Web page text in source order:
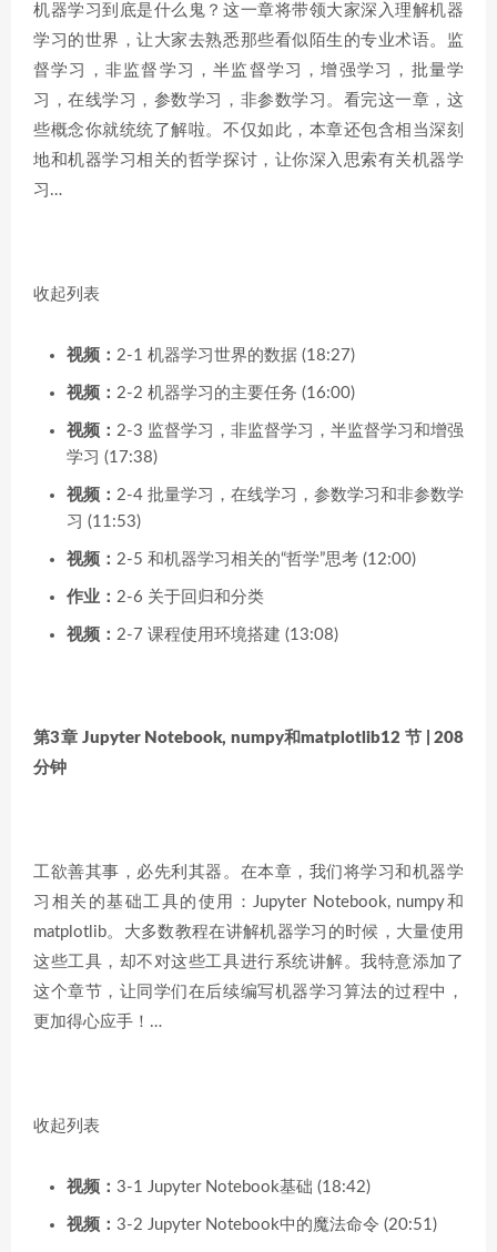
机器学习到底是什么鬼？这一章将带领大家深入理解机器
学习的世界，让大家去熟悉那些看似陌生的专业术语。监
督学习，非监督学习，半监督学习，增强学习，批量学
习，在线学习，参数学习，非参数学习。看完这一章，这
些概念你就统统了解啦。不仅如此，本章还包含相当深刻
地和机器学习相关的哲学探讨，让你深入思索有关机器学
习…
收起列表
视频： 2-1 机器学习世界的数据 (18:27)
视频： 2-2 机器学习的主要任务 (16:00)
视频： 2-3 监督学习，非监督学习，半监督学习和增强
学习 (17:38)
视频： 2-4 批量学习，在线学习，参数学习和非参数学
习 (11:53)
视频： 2-5 和机器学习相关的“哲学”思考 (12:00)
作业： 2-6 关于回归和分类
视频： 2-7 课程使用环境搭建 (13:08)
第3章 Jupyter Notebook, numpy和matplotlib12 节 | 208
分钟
工欲善其事，必先利其器。在本章，我们将学习和机器学
习相关的基础工具的使用：Jupyter Notebook, numpy和
matplotlib。大多数教程在讲解机器学习的时候，大量使用
这些工具，却不对这些工具进行系统讲解。我特意添加了
这个章节，让同学们在后续编写机器学习算法的过程中，
更加得心应手！…
收起列表
视频： 3-1 Jupyter Notebook基础 (18:42)
视频： 3-2 Jupyter Notebook中的魔法命令 (20:51)